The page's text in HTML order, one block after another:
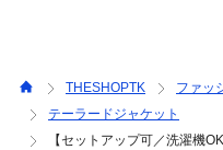
・背抜き仕立て
THESHOPTK ファッ
テーラードジャケット
【セットアップ可／洗濯機